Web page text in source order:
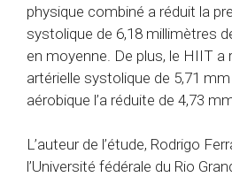
physique combiné a réduit la
systolique de 6,18 millimètres
en moyenne. De plus, le HIIT a
artérielle systolique de 5,71
aérobique l’a réduite de 4,73
L’auteur de l’étude, Rodrigo
l’Université fédérale du Rio